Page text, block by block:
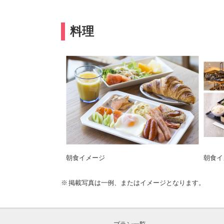
料理
朝食イメージ 朝食
掲載写真は一例、またはイメージとなります。